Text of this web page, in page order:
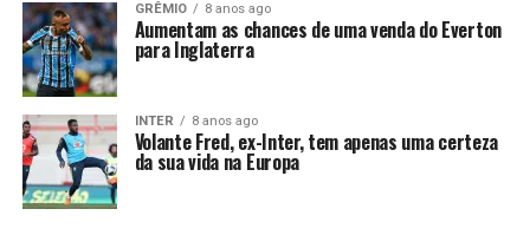
GRÊMIO 8 anos ago
Aumentam as chances de uma venda do Everton
para Inglaterra
INTER 8 anos ago
Volante Fred, ex-Inter, tem apenas uma certeza
da sua vida na Europa